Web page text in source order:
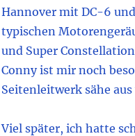
Hannover mit DC-6
typischen
und Super
Conny ist mir noch
Seitenleitwerk sähe aus
Viel später, ich hatte